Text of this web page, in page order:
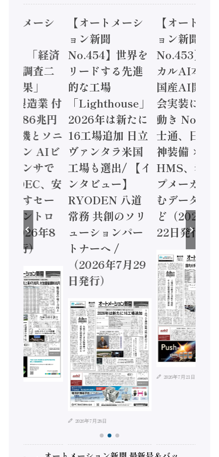
トメーシ
】「経済
態調査二
結果」
年製造業 付
額86兆円
電機とソニ
コン AIビ
センサで
/ IDEC、安
かすセー
コントロ
2026年8
発行）
【オートメーシ
ョン新聞
No.454】世界を
リードする先進
的な工場
「Lighthouse」
2026年は新たに
16工場追加 日立
ヴァンタラ米国
工場も選出/ 【イ
ンタビュー】
RYODEN 八道
常務 共創のソリ
ューションパー
トナーへ /
（2026年7月29
日発行）
2026年7月28日
【オートメ
ョン新聞
No.453】フ
カルAI本格
国産AI開発
会実装に活
動き
士通、日立
神装備 ×
HMS、老舗
プメーカー
むデータ活
ど（2026年
22日発行）
2026年7月21日